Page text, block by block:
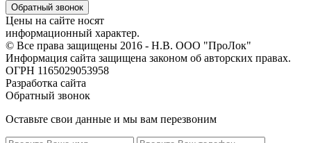
Обратный звонок
Цены на сайте носят
информационный характер.
© Все права защищены 2016 - Н.В. ООО "ПроЛок"
Информация сайта защищена законом об авторских правах.
ОГРН 1165029053958
Разработка сайта
Обратный звонок
Оставьте свои данные и мы вам перезвоним